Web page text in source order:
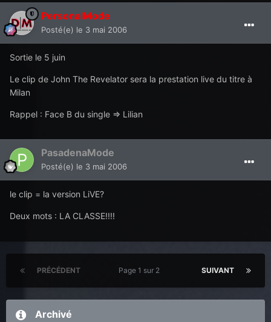
PersonalMode
Posté(e) le 3 mai 2006
Sortie le 5 juin
Le clip de John The Revelator sera la prestation live du titre à
Milan
Rappel : Face B du single => Lilian
PasadenaMode
Posté(e) le 3 mai 2006
le clip = la version LiVE?
Deux mots : LA CLASSE!!!!
PRÉCÉDENT SUIVANT
Page 1 sur 2
Archivé